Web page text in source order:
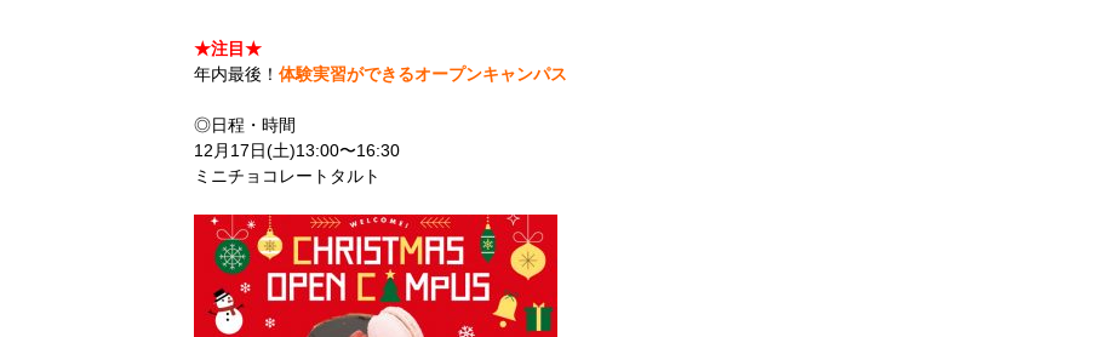
★注目★
年内最後！体験実習ができるオープンキャンパス
◎日程・時間
12月17日(土)13:00〜16:30
ミニチョコレートタルト